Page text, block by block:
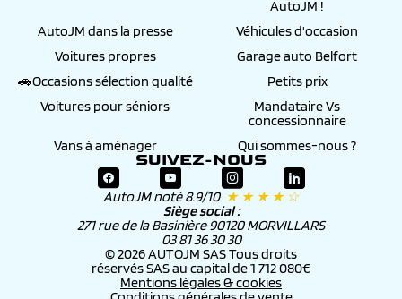
AutoJM !
AutoJM dans la presse
Véhicules d'occasion
Voitures propres
Garage auto Belfort
🚗Occasions sélection qualité
Petits prix
Voitures pour séniors
Mandataire Vs
concessionnaire
Vans à aménager
Qui sommes-nous ?
SUIVEZ-NOUS
AutoJM noté 8.9/10 ★ ★ ★ ★ ☆
Siège social :
271 rue de la Basinière 90120 MORVILLARS
03 81 36 30 30
© 2026 AUTOJM SAS Tous droits
réservés SAS au capital de 1 712 080€
Mentions légales & cookies